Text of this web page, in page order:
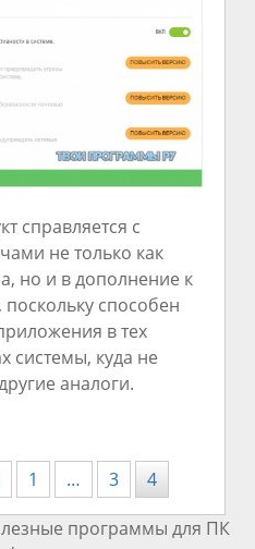
справляется с
не только как
но и в дополнение к
способен
в тех
системы, куда не
аналоги.
1 … 3 4
программы для ПК